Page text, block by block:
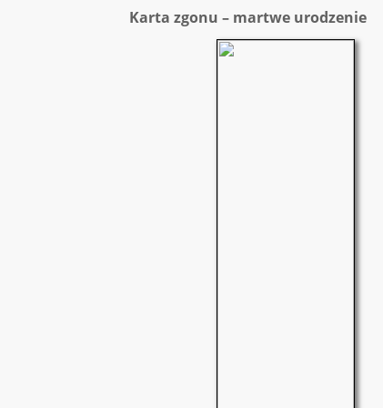
Karta zgonu – martwe urodzenie